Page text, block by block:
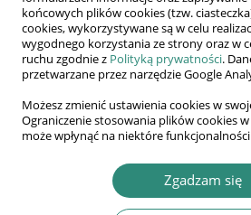
końcowych plików cookies (tzw.
cookies, wykorzystywane są w celu
wygodnego korzystania ze strony oraz w
ruchu zgodnie z Polityką prywatności.
przetwarzane przez narzędzie Google
Możesz zmienić ustawienia cookies w
Ograniczenie stosowania plików cookies
może wpłynąć na niektóre
Zgadzam się
Akademia Nauk
WSGE
im. Alcide De Gasperi
Słowo kluczowe